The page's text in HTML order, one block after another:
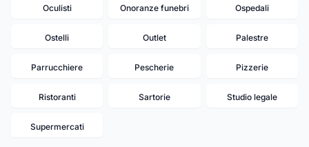
Oculisti Onoranze funebri Ospedali
Ostelli Outlet Palestre
Parrucchiere Pescherie Pizzerie
Ristoranti Sartorie Studio legale
Supermercati